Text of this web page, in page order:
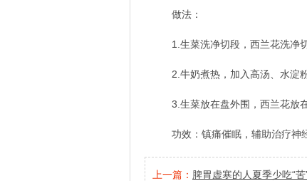
做法：
1.生菜洗净切段，西兰花洗净
2.牛奶煮热，加入高汤、水淀
3.生菜放在盘外围，西兰花放
功效：镇痛催眠，辅助治疗神
上一篇： 脾胃虚寒的人夏季少吃“苦